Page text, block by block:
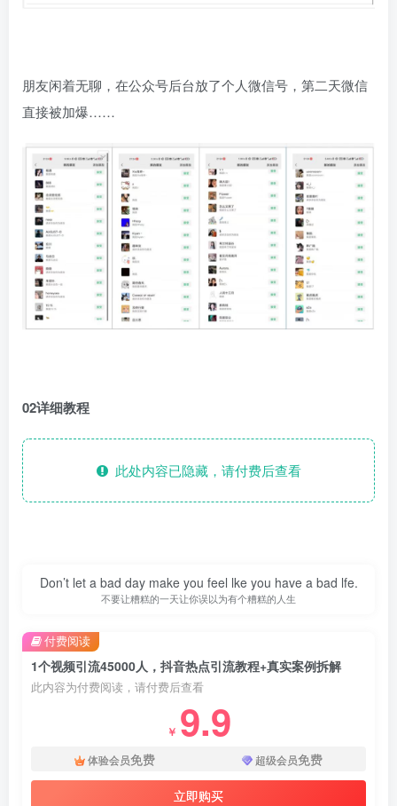
朋友闲着无聊，在公众号后台放了个人微信号，第二天微信
直接被加爆……
02详细教程
此处内容已隐藏，请付费后查看
Don’t let a bad day make you feel lke you have a bad lfe.
不要让糟糕的一天让你误以为有个糟糕的人生
1个视频引流45000人，抖音热点引流教程+真实案例拆解
此内容为付费阅读，请付费后查看
￥ 9.9
体验会员免费 超级会员免费
立即购买
付费阅读